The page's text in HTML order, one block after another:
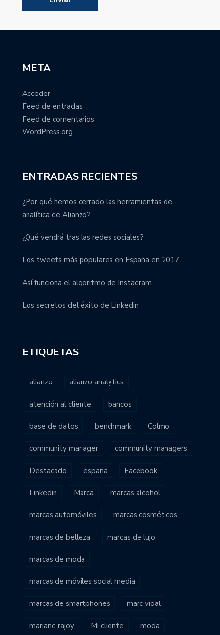
META
Acceder
Feed de entradas
Feed de comentarios
WordPress.org
ENTRADAS RECIENTES
¿Por qué hemos cerrado las herramientas de
analítica de Alianzo?
¿Qué vendrá tras las redes sociales?
Los tweets más populares en España en 2017
Así funciona el algoritmo de Instagram
Los secretos del éxito de Linkedin
ETIQUETAS
alianzo alianzo analytics
atención al cliente bancos
base de datos benchmark Colmo
community manager community managers
Destacado españa Facebook
Linkedin Marca marcas alcohol
marcas automóviles marcas cosméticos
marcas de belleza marcas de lujo
marcas de moda
marcas de móviles social media
marcas de smartphones marc vidal
mariano rajoy Mi cliente moda